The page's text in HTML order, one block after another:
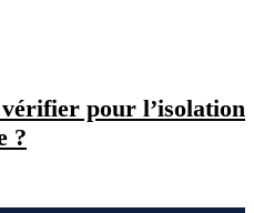
pour l’isolation
?